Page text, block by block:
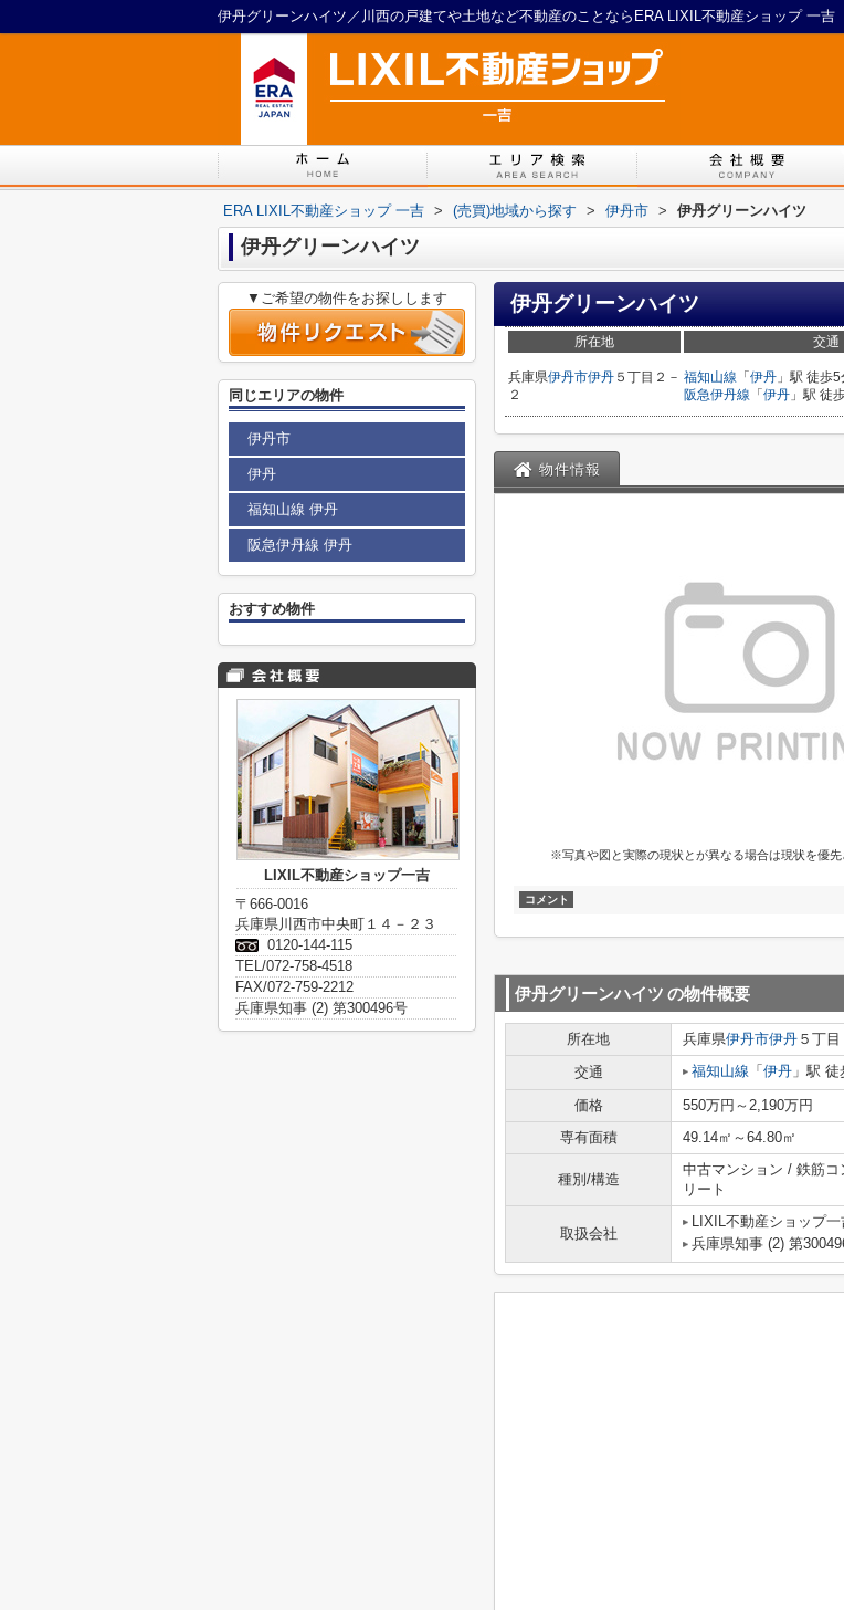
伊丹グリーンハイツ／川西の戸建てや土地など不動産のことならERA LIXIL不動産ショップ 一吉
ERA LIXIL不動産ショップ 一吉 > (売買)地域から探す > 伊丹市 > 伊丹グリーンハイツ
伊丹グリーンハイツ
伊丹グリーンハイツ
所在地 交通
兵庫県伊丹市伊丹 ５丁目２－
２
福知山線 「 伊丹 」駅 徒歩5
阪急伊丹線 「 伊丹 」駅 徒
物件情報
※写真や図と実際の現状とが異なる場合は現状を優
コメント
伊丹グリーンハイツ の物件概要
所在地 兵庫県伊丹市伊丹 ５丁目
交通
福知山線 「 伊丹 」駅 徒
価格 550万円～2,190万円
専有面積
49.14㎡～64.80㎡
種別/構造
中古マンション / 鉄筋コ
リート
取扱会社
LIXIL不動産ショップ一
兵庫県知事 (2) 第
▼ご希望の物件をお探しします
同じエリアの物件
伊丹市
伊丹
福知山線 伊丹
阪急伊丹線 伊丹
おすすめ物件
LIXIL不動産ショップ一吉
〒666-0016
兵庫県川西市中央町１４－２３
0120-144-115
TEL/072-758-4518
FAX/072-759-2212
兵庫県知事 (2) 第300496号